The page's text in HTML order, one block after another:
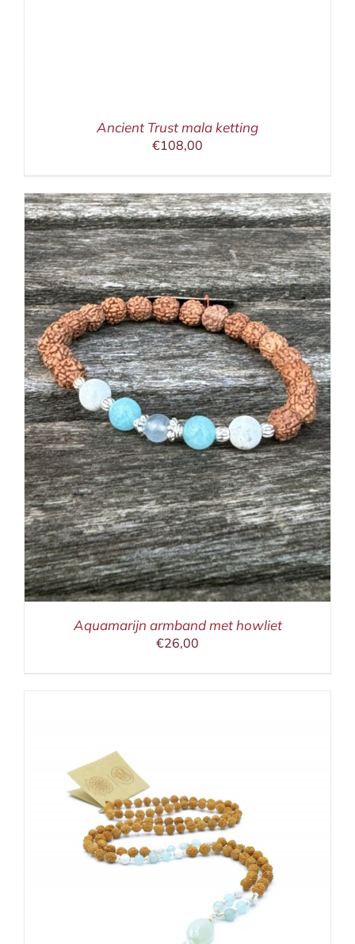
Ancient Trust mala ketting
€108,00
Aquamarijn armband met howliet
€26,00